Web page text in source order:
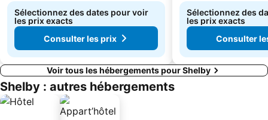
Sélectionnez des dates pour voir
les prix exacts
Consulter les prix
Sélectionnez des
les prix exacts
Consulter
Voir tous les hébergements pour Shelby
Shelby : autres hébergements